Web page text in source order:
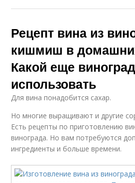
Рецепт вина из
кишмиш в
Какой еще
использовать
Для вина понадобится сахар.
Но многие выращивают и другие
Есть рецепты по приготовлению
винограда. Но вам потребуются
ингредиенты и больше времени.